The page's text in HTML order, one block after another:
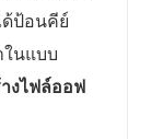
ป้อนคีย์
นแบบ
งไฟล์ออฟ